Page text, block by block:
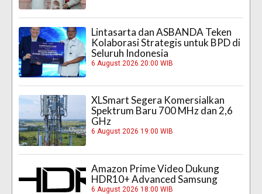
Lintasarta dan ASBANDA Teken
Kolaborasi Strategis untuk BPD di
Seluruh Indonesia
6 August 2026 20:00 WIB
XLSmart Segera Komersialkan
Spektrum Baru 700 MHz dan 2,6
GHz
6 August 2026 19:00 WIB
Amazon Prime Video Dukung
HDR10+ Advanced Samsung
6 August 2026 18:00 WIB